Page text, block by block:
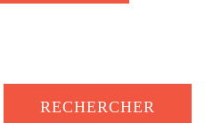
RECHERCHER